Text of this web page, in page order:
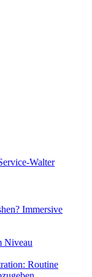
Immersive
Niveau
Routine